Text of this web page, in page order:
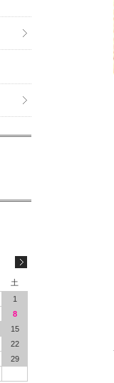
土
1
8
15
22
29